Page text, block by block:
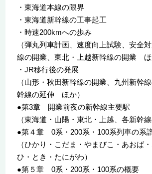
・東海道本線の限界
・東海道新幹線の工事起工
・時速200kmへの歩み
（弾丸列車計画、速度向上試験、安全
線の開業、東北・上越新幹線の開業 ほ
・JR移行後の発展
（山形・秋田新幹線の開業、九州新幹
幹線の延伸 ほか）
●第3章 開業前夜の新幹線主要駅
（東海道・山陽・東北・上越、各新幹線
●第４章 0系・200系・100系列車の系
（ひかり・こだま・やまびこ・あおば
ひ・とき・たにがわ）
●第５章 0系・200系・100系の概要